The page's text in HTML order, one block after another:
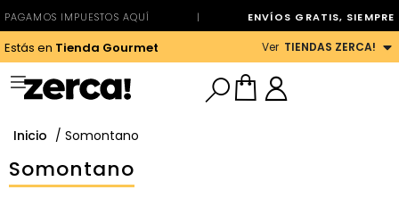
PAGAMOS IMPUESTOS AQUÍ | ENVÍOS GRATIS, SIEMPRE
Estás en Tienda Gourmet Ver TIENDAS ZERCA!
Inicio / Somontano
Somontano